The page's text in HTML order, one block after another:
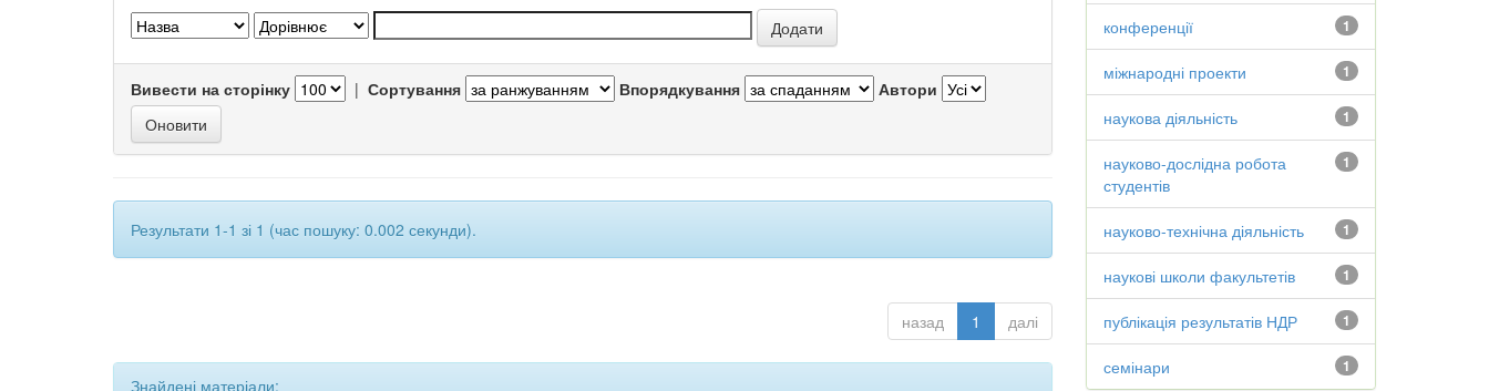
Вивести на сторінку | Сортування Впорядкування Автори
Результати 1-1 зі 1 (час пошуку: 0.002 секунди).
назад 1 далі
Знайдені матеріали:
1
конференції
1
міжнародні проекти
1
наукова діяльність
1
науково-дослідна робота
студентів
1
науково-технічна діяльність
1
наукові школи факультетів
1
публікація результатів НДР
1
семінари